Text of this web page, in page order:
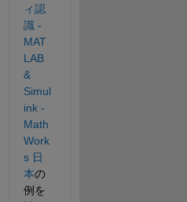
ィ認
識 -
MAT
LAB
&
Simul
ink -
Math
Work
s 日
本の
例を